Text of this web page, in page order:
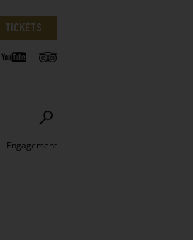
TICKETS
Engagement